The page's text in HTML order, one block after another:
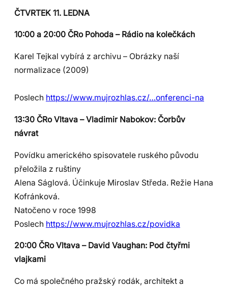
ČTVRTEK 11. LEDNA
10:00 a 20:00 ČRo Pohoda – Rádio na kolečkách
Karel Tejkal vybírá z archivu – Obrázky naší
normalizace (2009)
Poslech https://www.mujrozhlas.cz/…onferenci-na
13:30 ČRo Vltava – Vladimir Nabokov: Čorbův
návrat
Povídku amerického spisovatele ruského původu
přeložila z ruštiny
Alena Ságlová. Účinkuje Miroslav Středa. Režie Hana
Kofránková.
Natočeno v roce 1998
Poslech https://www.mujrozhlas.cz/povidka
20:00 ČRo Vltava – David Vaughan: Pod čtyřmi
vlajkami
Co má společného pražský rodák, architekt a